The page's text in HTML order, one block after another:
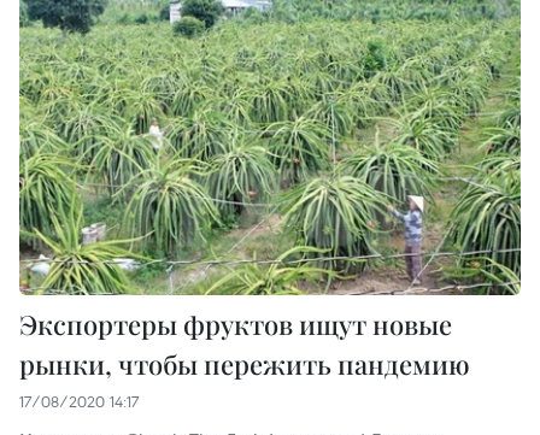
Экспортеры фруктов ищут новые
рынки, чтобы пережить пандемию
17/08/2020 14:17